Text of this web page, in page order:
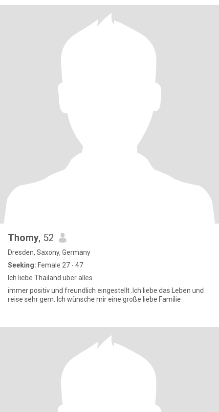
Thomy, 52
Dresden, Saxony, Germany
Seeking: Female 27 - 47
Ich liebe Thailand über alles
immer positiv und freundlich eingestellt .Ich liebe das Leben und
reise sehr gern. Ich wünsche mir eine große liebe Familie